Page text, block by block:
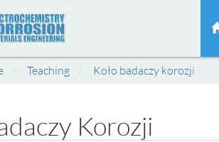
Teaching Koło badaczy korozji
Korozji